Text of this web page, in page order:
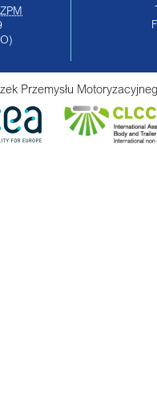
Przemysłu